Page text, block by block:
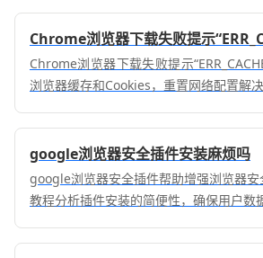
Chrome浏览器下载失败提示
浏览器缓存和Cookies，重置网络配置解决
google浏览器安全插件安装麻烦吗
google浏览器安全插件帮助增强浏览器安
教程分析插件安装的简便性，确保用户数